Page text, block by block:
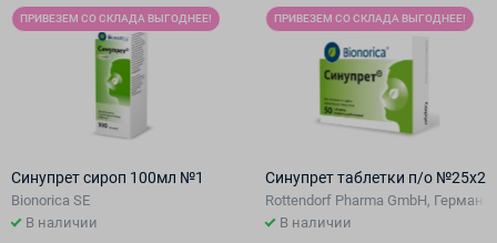
ПРИВЕЗЕМ СО СКЛАДА ВЫГОДНЕЕ!
Синупрет сироп 100мл №1
Bionorica SE
В наличии
ПРИВЕЗЕМ СО СКЛАДА ВЫГОДНЕЕ!
Синупрет таблетки п/о №25х2
Rottendorf Pharma GmbH,
В наличии